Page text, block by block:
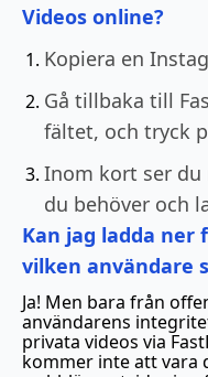
Videos online?
Kopiera en
Gå tillbaka till
fältet, och tryck
Inom kort ser du
du behöver och
Kan jag ladda ner
vilken användare
Ja! Men bara från
användarens
privata videos via
kommer inte att vara